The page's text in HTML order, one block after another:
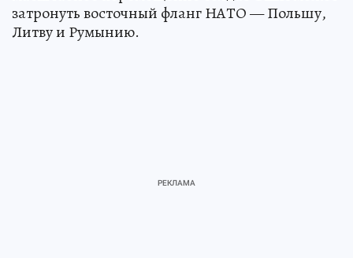
затронуть восточный фланг НАТО — Польшу,
Литву и Румынию.